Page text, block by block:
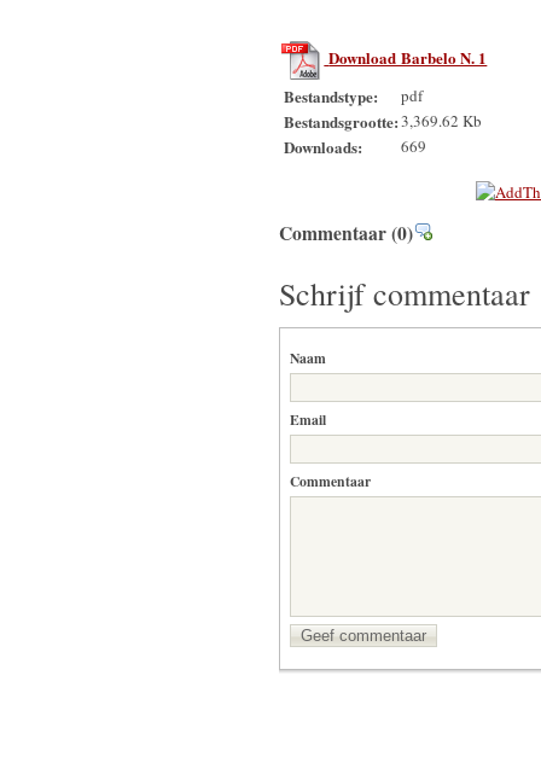
Download Barbelo N. 1
Bestandstype:
pdf
Bestandsgrootte:3,369.62 Kb
Downloads: 669
Commentaar(0)
Schrijf commentaar
Naam
Email
Commentaar
Geef commentaar